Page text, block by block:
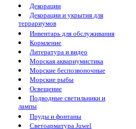
Декорации
Декорации и укрытия для
террариумов
Инвентарь для обслуживания
Кормление
Литература и видео
Морская аквариумистика
Морские беспозвоночные
Морские рыбы
Освещение
Подводные светильники и
лампы
Пруды и фонтаны
Светоарматура Juwel